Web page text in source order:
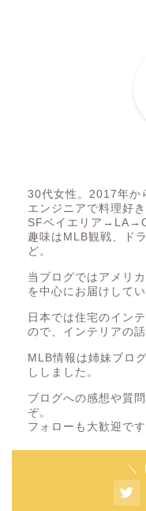
30代女性。2017年か
エンジニアで料理好
SFベイエリア
趣味はMLB観戦、ド
ど。
当ブログではアメリ
を中心にお届けしてい
日本では住宅のイン
ので、インテリアの
MLB情報は姉妹ブロ
ししました。
ブログへの感想や質
ぞ。
フォローも大歓迎です
＼